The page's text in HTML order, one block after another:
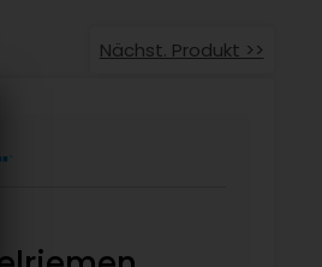
Nächst. Produkt >>